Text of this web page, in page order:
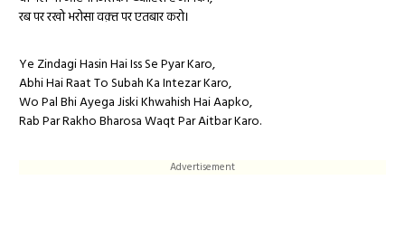
रब पर रखो भरोसा वक़्त पर एतबार करो।
Ye Zindagi Hasin Hai Iss Se Pyar Karo,
Abhi Hai Raat To Subah Ka Intezar Karo,
Wo Pal Bhi Ayega Jiski Khwahish Hai Aapko,
Rab Par Rakho Bharosa Waqt Par Aitbar Karo.
Advertisement